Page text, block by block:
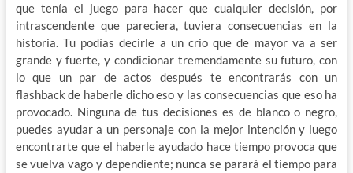
que tenía el juego para hacer que cualquier decisión, por
intrascendente que pareciera, tuviera consecuencias en la
historia. Tu podías decirle a un crio que de mayor va a ser
grande y fuerte, y condicionar tremendamente su futuro, con
lo que un par de actos después te encontrarás con un
flashback de haberle dicho eso y las consecuencias que eso ha
provocado. Ninguna de tus decisiones es de blanco o negro,
puedes ayudar a un personaje con la mejor intención y luego
encontrarte que el haberle ayudado hace tiempo provoca que
se vuelva vago y dependiente; nunca se parará el tiempo para